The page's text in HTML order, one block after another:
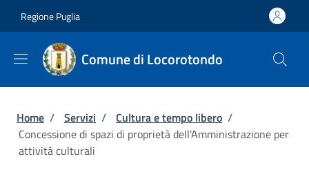
Regione Puglia
Comune di Locorotondo
Briciole di pane
Home / Servizi / Cultura e tempo libero /
Concessione di spazi di proprietà dell'Amministrazione per
attività culturali